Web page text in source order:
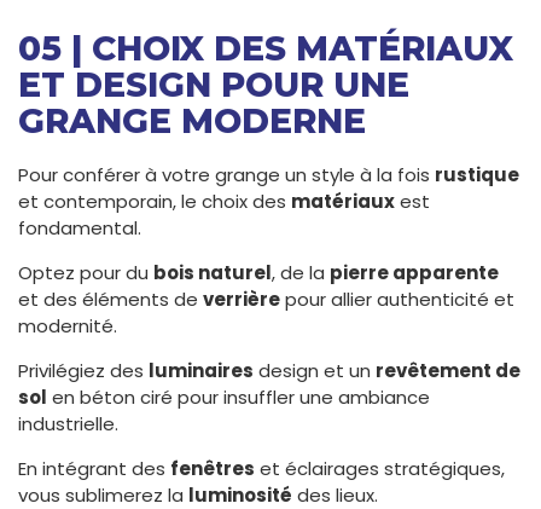
05 | CHOIX DES MATÉRIAUX
ET DESIGN POUR UNE
GRANGE MODERNE
Pour conférer à votre grange un style à la fois rustique
et contemporain, le choix des matériauxest
fondamental.
Optez pour du bois naturel, de la pierre apparente
et des éléments de verrièrepour allier authenticité et
modernité.
Privilégiez des luminaires design et un revêtement de
sol en béton ciré pour insuffler une ambiance
industrielle.
En intégrant des fenêtres et éclairages stratégiques,
vous sublimerez la luminosité des lieux.